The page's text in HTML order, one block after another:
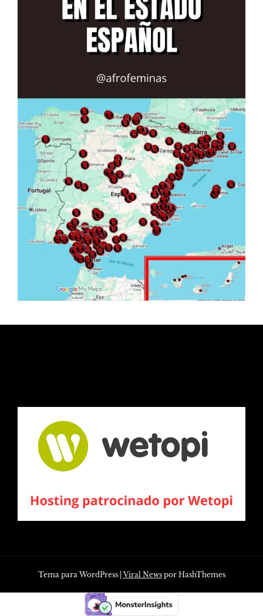
Tema para WordPress Viral Newspor HashThemes